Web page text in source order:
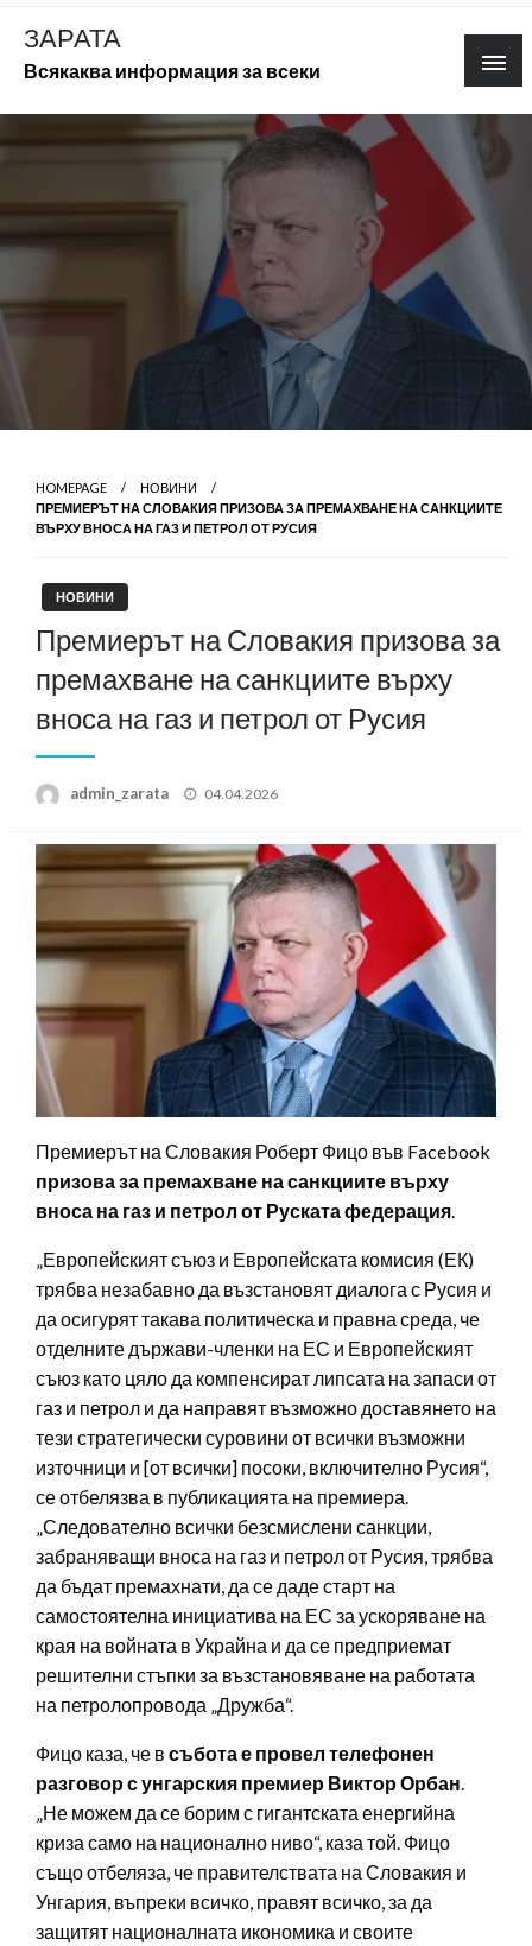
Skip
content
ЗАРАТА
Всякаква информация за всеки
HOMEPAGE
НОВИНИ
ПРЕМИЕРЪТ НА СЛОВАКИЯ ПРИЗОВА ЗА ПРЕМАХВАНЕ НА САНКЦИИТЕ
ВЪРХУ ВНОСА НА ГАЗ И ПЕТРОЛ ОТ РУСИЯ
НОВИНИ
Премиерът на Словакия призова за
премахване на санкциите върху
вноса на газ и петрол от Русия
admin_zarata
Posted
04.04.2026
Премиерът на Словакия Роберт Фицо във Facebook
призова за премахване на санкциите върху
вноса на газ и петрол от Руската федерация.
„Европейският съюз и Европейската комисия (ЕК)
трябва незабавно да възстановят диалога с Русия и
да осигурят такава политическа и правна среда, че
отделните държави-членки на ЕС и Европейският
съюз като цяло да компенсират липсата на запаси от
газ и петрол и да направят възможно доставянето на
тези стратегически суровини от всички възможни
източници и [от всички] посоки, включително Русия“,
се отбелязва в публикацията на премиера.
„Следователно всички безсмислени санкции,
забраняващи вноса на газ и петрол от Русия, трябва
да бъдат премахнати, да се даде старт на
самостоятелна инициатива на ЕС за ускоряване на
края на войната в Украйна и да се предприемат
решителни стъпки за възстановяване на работата
на петролопровода „Дружба“.
Фицо каза, че в събота е провел телефонен
разговор с унгарския премиер Виктор Орбан.
„Не можем да се борим с гигантската енергийна
криза само на национално ниво“, каза той. Фицо
също отбеляза, че правителствата на Словакия и
Унгария, въпреки всичко, правят всичко, за да
защитят националната икономика и своите